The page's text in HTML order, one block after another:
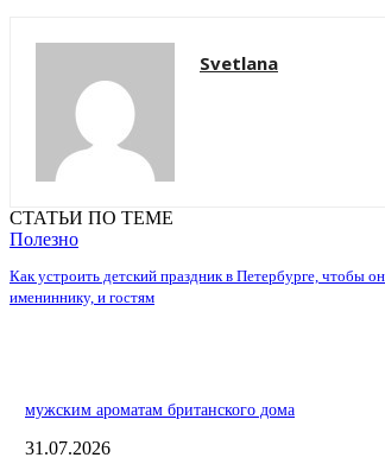
Svetlana
СТАТЬИ ПО ТЕМЕ
Полезно
Как устроить детский праздник в Петербурге, чтобы
имениннику, и гостям
мужским ароматам британского дома
31.07.2026